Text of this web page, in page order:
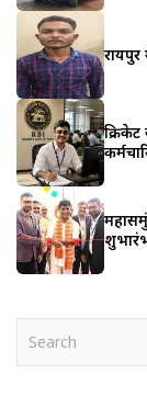
रायपुर